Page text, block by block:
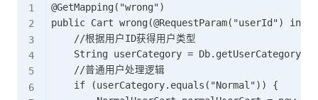
@GetMapping("wrong")
public Cart wrong(@RequestParam("userId") int
    //根据用户ID获得用户类型
String userCategory =
    //普通用户处理逻辑
    if (userCategory.equals("Normal")) {